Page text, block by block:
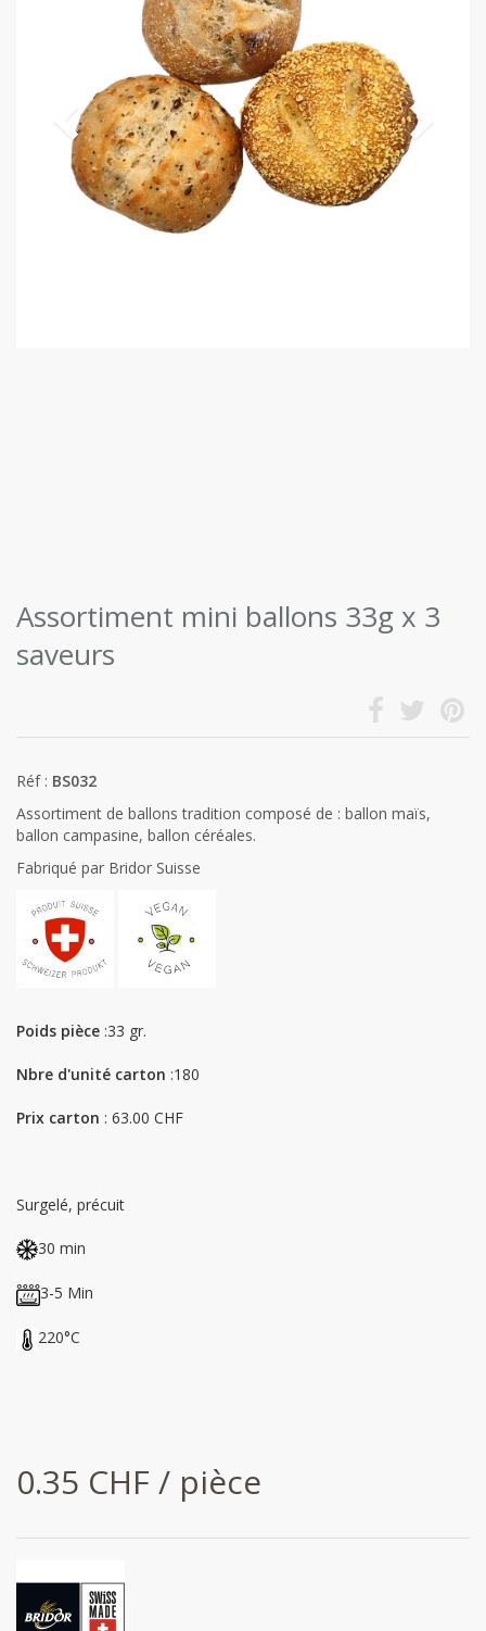
Assortiment mini ballons 33g x 3
saveurs
Réf : BS032
Assortiment de ballons tradition composé de : ballon maïs,
ballon campasine, ballon céréales.
Fabriqué par Bridor Suisse
Poids pièce :33 gr.
Nbre d'unité carton :180
Prix carton : 63.00 CHF
Surgelé, précuit
30 min
3-5 Min
220°C
0.35 CHF / pièce